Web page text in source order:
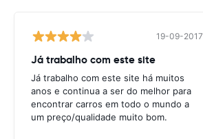
19-09-2017
Já trabalho com este site
Já trabalho com este site há muitos
anos e continua a ser do melhor para
encontrar carros em todo o mundo a
um preço/qualidade muito bom.